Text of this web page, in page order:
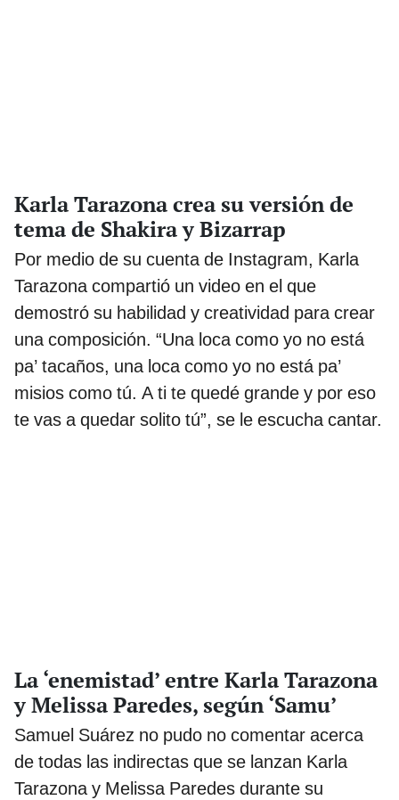
Karla Tarazona crea su versión de
tema de Shakira y Bizarrap
Por medio de su cuenta de Instagram, Karla
Tarazona compartió un video en el que
demostró su habilidad y creatividad para crear
una composición. “Una loca como yo no está
pa’ tacaños, una loca como yo no está pa’
misios como tú. A ti te quedé grande y por eso
te vas a quedar solito tú”, se le escucha cantar.
La ‘enemistad’ entre Karla Tarazona
y Melissa Paredes, según ‘Samu’
Samuel Suárez no pudo no comentar acerca
de todas las indirectas que se lanzan Karla
Tarazona y Melissa Paredes durante su